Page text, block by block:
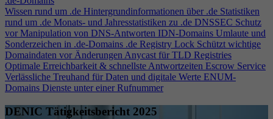
Wissen rund um .de Hintergrundinformationen über .de Statistiken
rund um .de Monats- und Jahresstatistiken zu .de DNSSEC Schutz
vor Manipulation von DNS-Antworten IDN-Domains Umlaute und
Sonderzeichen in .de-Domains .de Registry Lock Schützt wichtige
Domaindaten vor ÄnderungenAnycast für TLD Registries
Optimale Erreichbarkeit & schnellste Antwortzeiten Escrow Service
Verlässliche Treuhand für Daten und digitale Werte ENUM-
Domains Dienste unter einer Rufnummer
DENIC Tätigkeitsbericht 2025